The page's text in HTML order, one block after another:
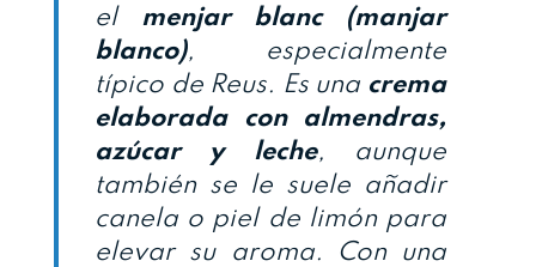
el menjar blanc (manjar
blanco), especialmente
típico de Reus. Es una crema
elaborada con almendras,
azúcar y leche, aunque
también se le suele añadir
canela o piel de limón para
elevar su aroma. Con una